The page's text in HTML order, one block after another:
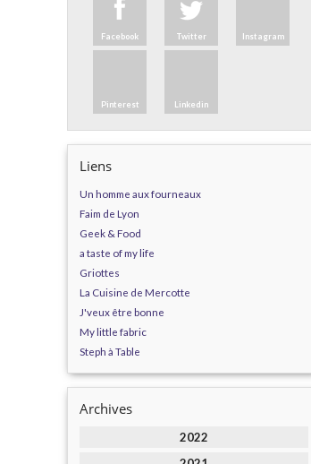
Facebook Twitter Instagram
Pinterest Linkedin
Liens
Un homme aux fourneaux
Faim de Lyon
Geek & Food
a taste of my life
Griottes
La Cuisine de Mercotte
J'veux être bonne
My little fabric
Steph à Table
Archives
2022